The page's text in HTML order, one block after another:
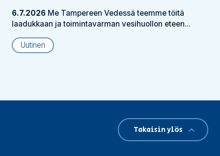
6.7.2026 Me Tampereen Vedessä teemme töitä
laadukkaan ja toimintavarman vesihuollon eteen...
Uutinen
Takaisin ylös